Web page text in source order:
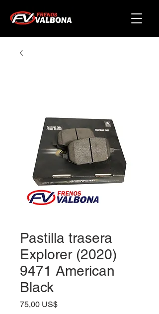
Pastilla trasera
Explorer (2020)
9471 American
Black
75,00 US$Precio